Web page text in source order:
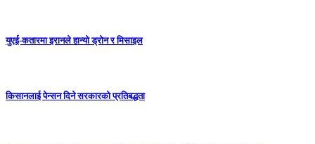
युएई-कतारमा इरानले हान्यो ड्रोन र मिसाइल
किसानलाई पेन्सन दिने सरकारको प्रतिबद्धता